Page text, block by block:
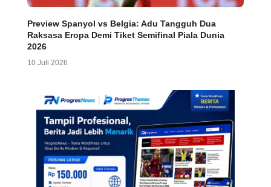
Preview Spanyol vs Belgia: Adu Tangguh Dua
Raksasa Eropa Demi Tiket Semifinal Piala Dunia
2026
10 Juli 2026